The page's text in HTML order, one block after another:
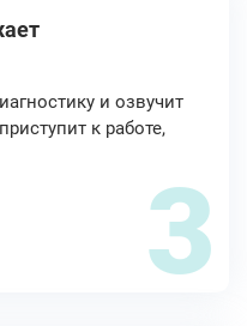
и озвучит
к работе,
3